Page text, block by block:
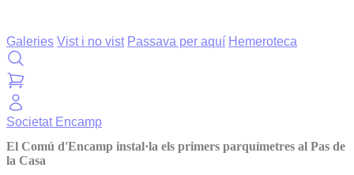
Galeries Vist i no vist Passava per aquí Hemeroteca
Societat Encamp
El Comú d'Encamp instal·la els primers parquímetres al Pas de
la Casa